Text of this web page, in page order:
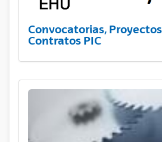
Convocatorias,
Contratos PIC